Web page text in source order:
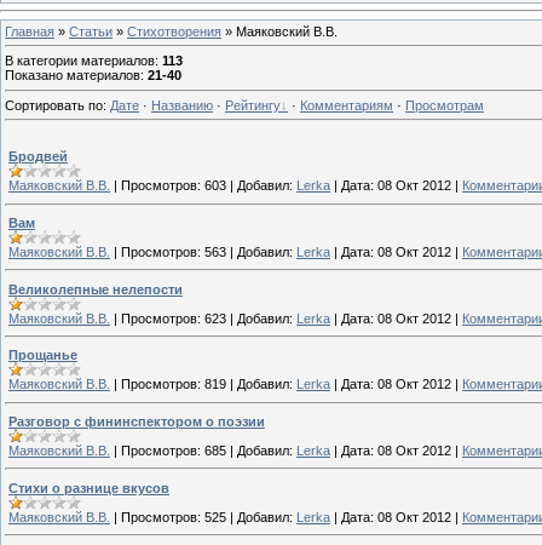
Главная » Статьи » Стихотворения » Маяковский В.В.
В категории материалов: 113
Показано материалов: 21-40
Сортировать по: Дате · Названию · Рейтингу · Комментариям · Просмотрам
Бродвей
Маяковский В.В.
Просмотров: 603 Добавил: Lerka Дата: 08 Окт 2012
Вам
Маяковский В.В. | Просмотров: 563 | Добавил: Lerka | Дата: 08 Окт 2012 |
Великолепные нелепости
Маяковский В.В. | Просмотров: 623 | Добавил: Lerka | Дата: 08 Окт 2012 |
Прощанье
Маяковский В.В.
Просмотров: 819 Добавил: Lerka Дата: 08 Окт 2012
Разговор с фининспектором о поэзии
Маяковский В.В. | Просмотров: 685 | Добавил: Lerka | Дата: 08 Окт 2012 |
Стихи о разнице вкусов
Маяковский В.В. | Просмотров: 525 | Добавил: Lerka | Дата: 08 Окт 2012 |